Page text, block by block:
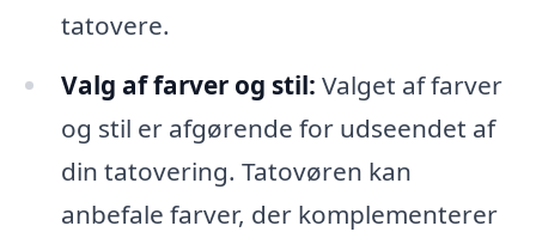
tatovere.
Valg af farver og stil: Valget af farver
og stil er afgørende for udseendet af
din tatovering. Tatovøren kan
anbefale farver, der komplementerer